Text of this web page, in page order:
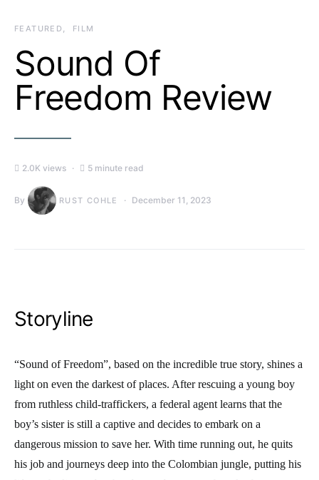
FEATURED FILM
Sound Of
Freedom Review
2.0K views 5 minute read
By RUST COHLE December 11, 2023
Storyline
“Sound of Freedom”, based on the incredible true story, shines a
light on even the darkest of places. After rescuing a young boy
from ruthless child-traffickers, a federal agent learns that the
boy’s sister is still a captive and decides to embark on a
dangerous mission to save her. With time running out, he quits
his job and journeys deep into the Colombian jungle, putting his